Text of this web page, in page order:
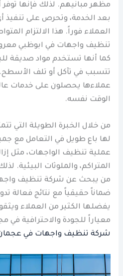
مظهر مبانيهم. لذلك فإنها توفر
بعد الخدمة، وتحرص على تنفيذ
العملاء فوراً. هذا الالتزام
تنظيف واجهات في ابوظبي
كما أنها تستخدم مواد صديقة
تتسبب في تآكل أو تلف
عملاءها يحصلون على خدمات
الوقت نفسه.
من خلال الخبرة الطويلة التي
لها باع طويل في التعامل مع
عملية تنظيف الواجهات، مثل
المتراكم، والملوثات البيئية.
من يبحث عن شركة تنظيف
ضماناً حقيقياً مع نتائج فعالة
يفضلها الكثير من العملاء
معياراً للجودة والاحترافية في
شركة تنظيف واجهات في